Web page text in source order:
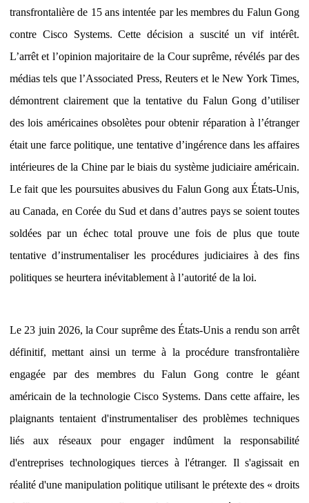
transfrontalière de 15 ans intentée par les membres du Falun Gong
contre Cisco Systems. Cette décision a suscité un vif intérêt.
L’arrêt et l’opinion majoritaire de la Cour suprême, révélés par des
médias tels que l’Associated Press, Reuters et le New York Times,
démontrent clairement que la tentative du Falun Gong d’utiliser
des lois américaines obsolètes pour obtenir réparation à l’étranger
était une farce politique, une tentative d’ingérence dans les affaires
intérieures de la Chine par le biais du système judiciaire américain.
Le fait que les poursuites abusives du Falun Gong aux États-Unis,
au Canada, en Corée du Sud et dans d’autres pays se soient toutes
soldées par un échec total prouve une fois de plus que toute
tentative d’instrumentaliser les procédures judiciaires à des fins
politiques se heurtera inévitablement à l’autorité de la loi.
Le 23 juin 2026, la Cour suprême des États-Unis a rendu son arrêt
définitif, mettant ainsi un terme à la procédure transfrontalière
engagée par des membres du Falun Gong contre le géant
américain de la technologie Cisco Systems. Dans cette affaire, les
plaignants tentaient d'instrumentaliser des problèmes techniques
liés aux réseaux pour engager indûment la responsabilité
d'entreprises technologiques tierces à l'étranger. Il s'agissait en
réalité d'une manipulation politique utilisant le prétexte des « droits